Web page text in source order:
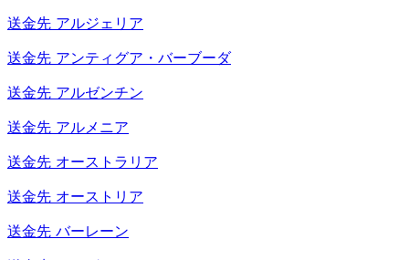
送金先 アルジェリア
送金先 アンティグア・バーブーダ
送金先 アルゼンチン
送金先 アルメニア
送金先 オーストラリア
送金先 オーストリア
送金先 バーレーン